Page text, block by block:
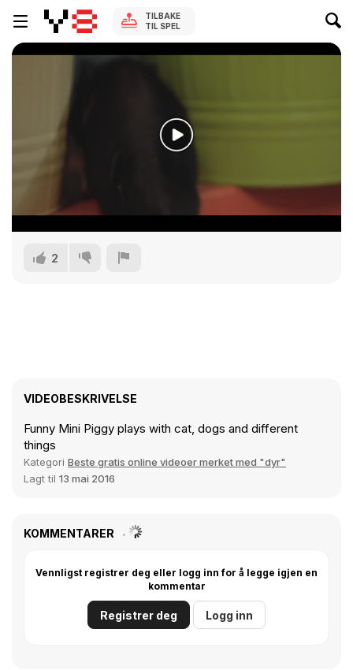
TILBAKE
TIL SPEL
2
VIDEOBESKRIVELSE
Funny Mini Piggy plays with cat, dogs and different
things
Kategori Beste gratis online videoer merket med "dyr"
Lagt til 13 mai 2016
KOMMENTARER
Vennligst registrer deg eller logg inn for å legge igjen en
kommentar
Registrer deg Logg inn